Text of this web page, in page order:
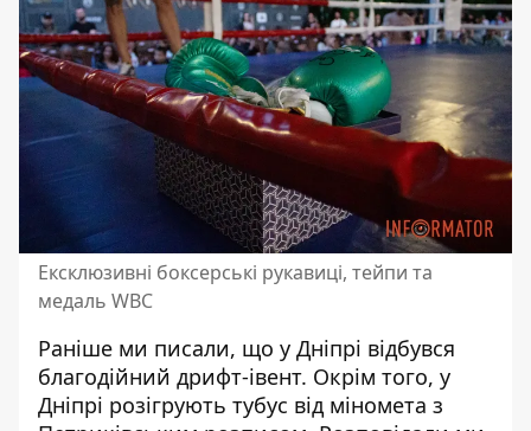
Ексклюзивні боксерські рукавиці, тейпи та
медаль WBC
Раніше ми писали, що у Дніпрі відбувся
благодійний дрифт-івент. Окрім того, у
Дніпрі розігрують тубус від міномета з